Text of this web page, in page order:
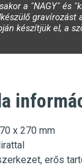
a "NAGY" és
gravírozást
készítjük el, a
x 270 mm
erős